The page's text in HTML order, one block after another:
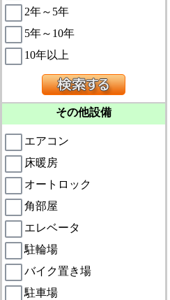
2年～5年
5年～10年
10年以上
その他設備
エアコン
床暖房
オートロック
角部屋
エレベータ
駐輪場
バイク置き場
駐車場